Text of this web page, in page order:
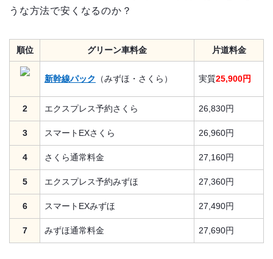
うな方法で安くなるのか？
順位 グリーン車料金 片道料金
新幹線パック （みずほ・さくら） 実質25,900円
2 エクスプレス予約さくら 26,830円
3 スマートEXさくら 26,960円
4 さくら通常料金 27,160円
5 エクスプレス予約みずほ 27,360円
6 スマートEXみずほ 27,490円
7 みずほ通常料金 27,690円